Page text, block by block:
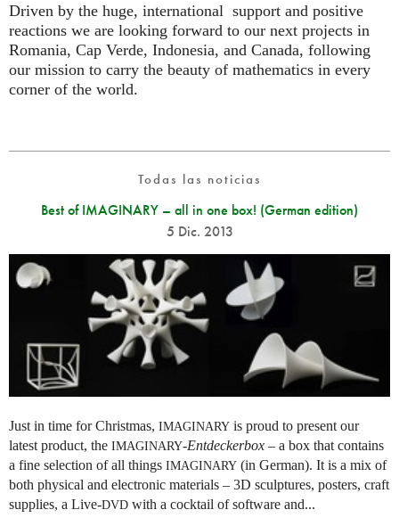
Driven by the huge, international support and positive
reactions we are looking forward to our next projects in
Romania, Cap Verde, Indonesia, and Canada, following
our mission to carry the beauty of mathematics in every
corner of the world.
Todas las noticias
Best of IMAGINARY – all in one box! (German edition)
5 Dic. 2013
Just in time for Christmas, IMAGINARY is proud to present our
latest product, the IMAGINARY-Entdeckerbox – a box that contains
a fine selection of all things IMAGINARY (in German). It is a mix of
both physical and electronic materials – 3D sculptures, posters, craft
supplies, a Live-DVD with a cocktail of software and...